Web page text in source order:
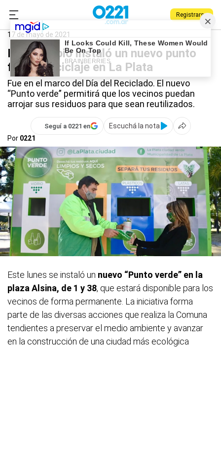
Registrarse
0221.com.ar
Reciclaje
17 de mayo de 2021
El Municipio instaló un nuevo punto
fijo de reciclaje en La Plata
Fue en el marco del Día del Reciclado. El nuevo
“Punto verde” permitirá que los vecinos puedan
arrojar sus residuos para que sean reutilizados.
Seguí a 0221 en
Escuchá la nota
Por 0221
Este lunes se instaló un nuevo “Punto verde” en la
plaza Alsina, de 1 y 38, que estará disponible para los
vecinos de forma permanente. La iniciativa forma
parte de las diversas acciones que realiza la Comuna
tendientes a preservar el medio ambiente y avanzar
en la construcción de una ciudad más ecológica